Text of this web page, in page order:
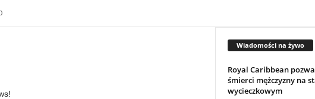
Wiadomości na żywo
Royal Caribbean
śmierci mężczyzny na
wycieczkowym